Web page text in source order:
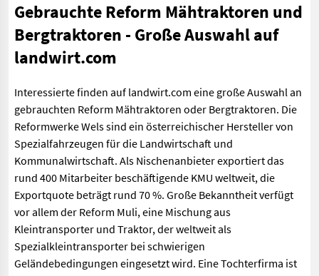
Gebrauchte Reform Mähtraktoren und
Bergtraktoren - Große Auswahl auf
landwirt.com
Interessierte finden auf landwirt.com eine große Auswahl an
gebrauchten Reform Mähtraktoren oder Bergtraktoren. Die
Reformwerke Wels sind ein österreichischer Hersteller von
Spezialfahrzeugen für die Landwirtschaft und
Kommunalwirtschaft. Als Nischenanbieter exportiert das
rund 400 Mitarbeiter beschäftigende KMU weltweit, die
Exportquote beträgt rund 70 %. Große Bekanntheit verfügt
vor allem der Reform Muli, eine Mischung aus
Kleintransporter und Traktor, der weltweit als
Spezialkleintransporter bei schwierigen
Geländebedingungen eingesetzt wird. Eine Tochterfirma ist